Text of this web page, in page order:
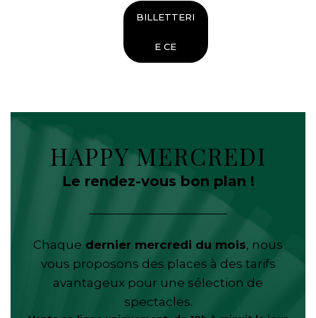
BILLETTERI
E CE
HAPPY MERCREDI
Le rendez-vous bon plan !
Chaque dernier mercredi du mois, nous
vous proposons des places à des tarifs
avantageux pour une sélection de
spectacles.